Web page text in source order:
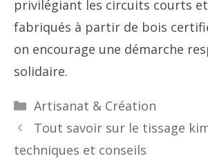
privilégiant les circuits courts
fabriqués à partir de bois
on encourage une démarche
solidaire.
Catégories
Artisanat & Création
Tout savoir sur le tissage
techniques et conseils